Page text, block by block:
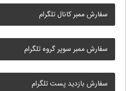
سفارش ممبر کانال تلگرام
سفارش ممبر سوپر گروه تلگرام
سفارش بازدید پست تلگرام